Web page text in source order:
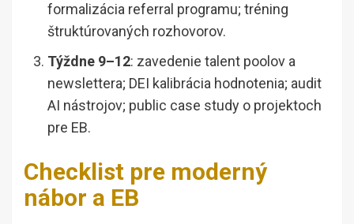
formalizácia referral programu; tréning
štruktúrovaných rozhovorov.
Týždne 9–12: zavedenie talent poolov a
newslettera; DEI kalibrácia hodnotenia; audit
AI nástrojov; public case study o projektoch
pre EB.
Checklist pre moderný
nábor a EB